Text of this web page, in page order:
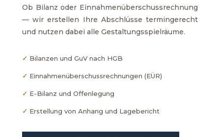
Ob Bilanz oder Einnahmenüberschussrechnung
— wir erstellen Ihre Abschlüsse termingerecht
und nutzen dabei alle Gestaltungsspielräume.
✓ Bilanzen und GuV nach HGB
✓ Einnahmenüberschussrechnungen (EÜR)
✓ E-Bilanz und Offenlegung
✓ Erstellung von Anhang und Lagebericht